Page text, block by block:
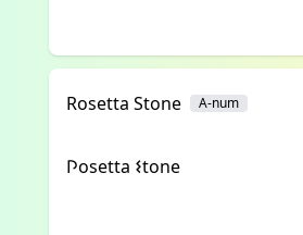
Rosetta Stone A-num
𐌐osetta 𐌔tone